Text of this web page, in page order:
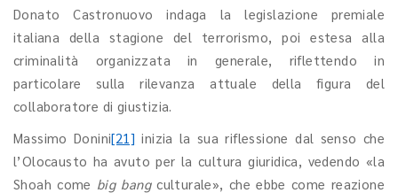
Donato Castronuovo indaga la legislazione premiale
italiana della stagione del terrorismo, poi estesa alla
criminalità organizzata in generale, riflettendo in
particolare sulla rilevanza attuale della figura del
collaboratore di giustizia.
Massimo Donini[21] inizia la sua riflessione dal senso che
l’Olocausto ha avuto per la cultura giuridica, vedendo «la
Shoah come big bangculturale», che ebbe come reazione